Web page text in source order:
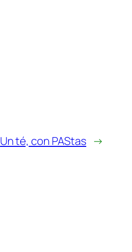
Un té, con PAStas →